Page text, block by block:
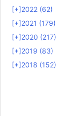
[+]2022 (62)
[+]2021 (179)
[+]2020 (217)
[+]2019 (83)
[+]2018 (152)